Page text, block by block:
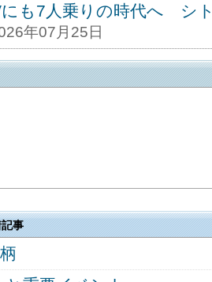
にも7人乗りの時代へ シ
年07月25日
事